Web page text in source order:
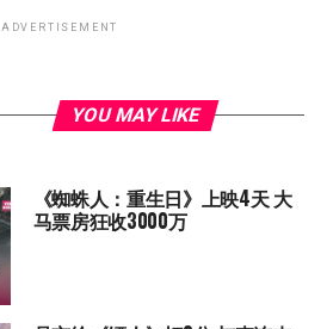
ADVERTISEMENT
YOU MAY LIKE
《蜘蛛人：重生日》上映4天 大
马票房狂收3000万